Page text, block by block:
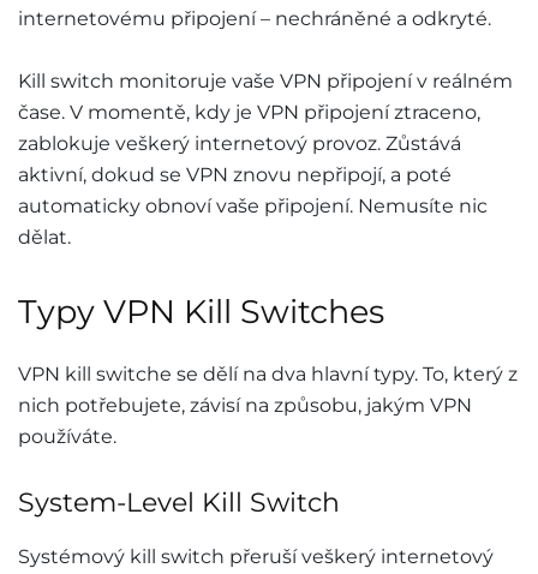
internetovému připojení – nechráněné a odkryté.
Kill switch monitoruje vaše VPN připojení v reálném
čase. V momentě, kdy je VPN připojení ztraceno,
zablokuje veškerý internetový provoz. Zůstává
aktivní, dokud se VPN znovu nepřipojí, a poté
automaticky obnoví vaše připojení. Nemusíte nic
dělat.
Typy VPN Kill Switches
VPN kill switche se dělí na dva hlavní typy. To, který z
nich potřebujete, závisí na způsobu, jakým VPN
používáte.
System-Level Kill Switch
Systémový kill switch přeruší veškerý internetový